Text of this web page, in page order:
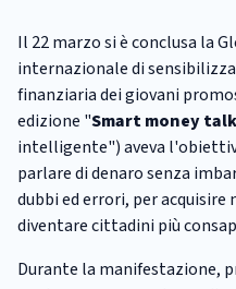
Il 22 marzo si è conclusa la
internazionale di
finanziaria dei giovani
edizione "Smart money
intelligente") aveva
parlare di denaro senza
dubbi ed errori, per
diventare cittadini più
Durante la manifestazione,